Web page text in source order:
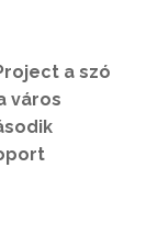
a szó
város